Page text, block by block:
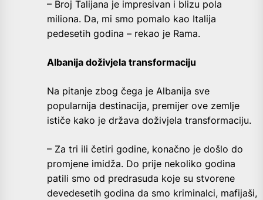
– Broj Talijana je impresivan i blizu pola
miliona. Da, mi smo pomalo kao Italija
pedesetih godina – rekao je Rama.
Albanija doživjela transformaciju
Na pitanje zbog čega je Albanija sve
popularnija destinacija, premijer ove zemlje
ističe kako je država doživjela transformaciju.
– Za tri ili četiri godine, konačno je došlo do
promjene imidža. Do prije nekoliko godina
patili smo od predrasuda koje su stvorene
devedesetih godina da smo kriminalci, mafijaši,